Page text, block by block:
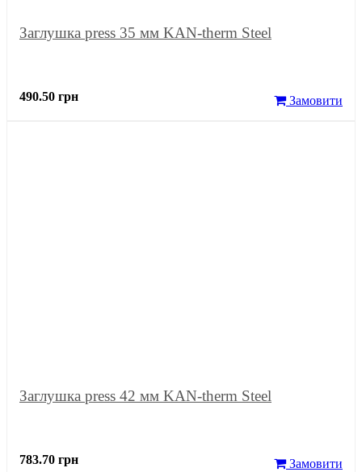
Заглушка press 35 мм KAN-therm Steel
490.50 грн Замовити
Заглушка press 42 мм KAN-therm Steel
783.70 грн Замовити